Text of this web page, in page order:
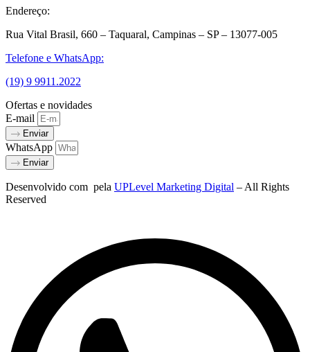
Endereço:
Rua Vital Brasil, 660 – Taquaral, Campinas – SP – 13077-005
Telefone e WhatsApp:
(19) 9 9911.2022
Ofertas e novidades
E-mail
Enviar
WhatsApp
Enviar
Desenvolvido com pela UPLevel Marketing Digital – All Rights
Reserved